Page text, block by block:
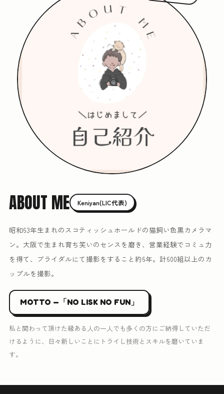
ABOUT ME Keniyan(LIC代表)
昭和63年生まれのスコティッシュホールドの猫飼い色黒カメラマ
ン。大阪で生まれ育ち笑いのセンスを磨き、営業経験でコミュ力
を得て、ブライダルにて撮影をすること約6年。計600組以上のカ
ップルを撮影。
MOTTO —「NO LISK NO FUN」
私と関わって頂けた縁ある人の一人でも多くの方にご納得していただ
けるように、日々新しいことにトライし技術とスキルを磨いていま
す。